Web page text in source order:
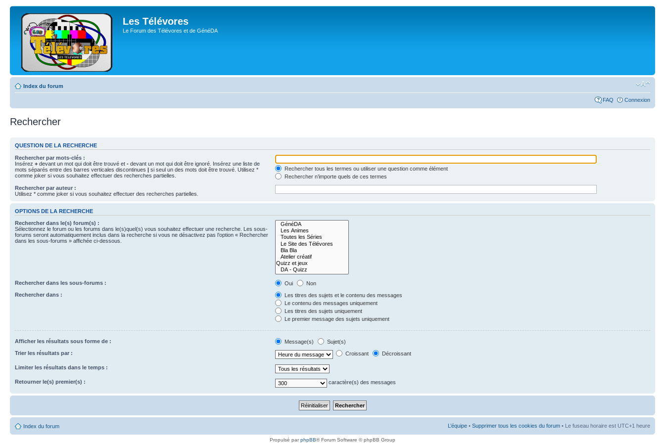
Les Télévores
Le Forum des Télévores et de GénéDA
Index du forum
FAQ Connexion
Rechercher
QUESTION DE LA RECHERCHE
Rechercher par mots-clés :
Insérez + devant un mot qui doit être trouvé et - devant un mot qui doit être ignoré. Insérez une liste de
mots séparés entre des barres verticales discontinues | si seul un des mots doit être trouvé. Utilisez *
comme joker si vous souhaitez effectuer des recherches partielles.
Rechercher tous les termes ou utiliser une question comme élément
Rechercher n’importe quels de ces termes
Rechercher par auteur :
Utilisez * comme joker si vous souhaitez effectuer des recherches partielles.
OPTIONS DE LA RECHERCHE
Rechercher dans le(s) forum(s) :
Sélectionnez le forum ou les forums dans le(s)quel(s) vous souhaitez effectuer une recherche. Les sous-
forums seront automatiquement inclus dans la recherche si vous ne désactivez pas l’option « Rechercher
dans les sous-forums » affichée ci-dessous.
Rechercher dans les sous-forums : Oui
Non
Rechercher dans :
Les titres des sujets et le contenu des messages
Le contenu des messages uniquement
Les titres des sujets uniquement
Le premier message des sujets uniquement
Afficher les résultats sous forme de : Message(s)
Sujet(s)
Trier les résultats par :
Croissant Décroissant
Limiter les résultats dans le temps :
Retourner le(s) premier(s) : caractère(s) des messages
Index du forum L’équipe • Supprimer tous les cookies du forum • Le fuseau horaire est UTC+1 heure
Propulsé parphpBB® Forum Software © phpBB Group